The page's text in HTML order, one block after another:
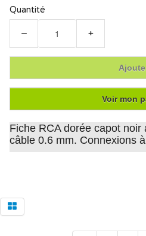
Quantité
− +
Voir mon
Fiche RCA dorée capot
câble 0.6 mm. Connexions